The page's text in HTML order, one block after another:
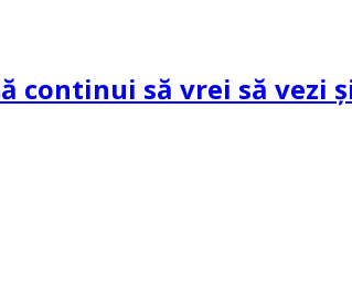
să vrei să vezi